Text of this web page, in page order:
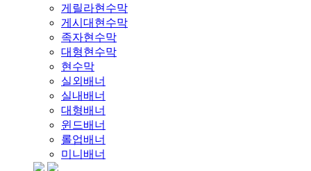
게릴라현수막
게시대현수막
족자현수막
대형현수막
현수막
실외배너
실내배너
대형배너
윈드배너
롤업배너
미니배너